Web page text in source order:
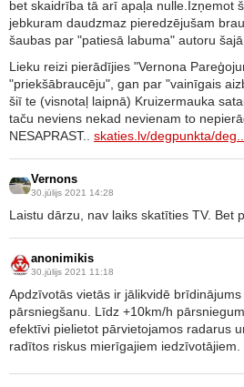
bet skaidrība tā arī apaļa nulle.Izņemot
jebkuram daudzmaz pieredzējušam
šaubas par "patiesā labuma" autoru šajā
Lieku reizi pierādījies "Vernona
"priekšābraucēju", gan par "vainīgais
šiī te (visnotaļ laipnā) Kruizermauka
taču neviens nekad nevienam to
NESAPRAST.. skaties.lv/degpunkta/
Vernons
30.jūlijs 2021 14:28
Laistu dārzu, nav laiks skatīties TV. Bet
anonimikis
30.jūlijs 2021 11:18
Apdzīvotās vietās ir jālikvidē
pārsniegšanu. Līdz +10km/h
efektīvi pielietot pārvietojamos radarus
radītos riskus mierīgajiem iedzīvotājiem.